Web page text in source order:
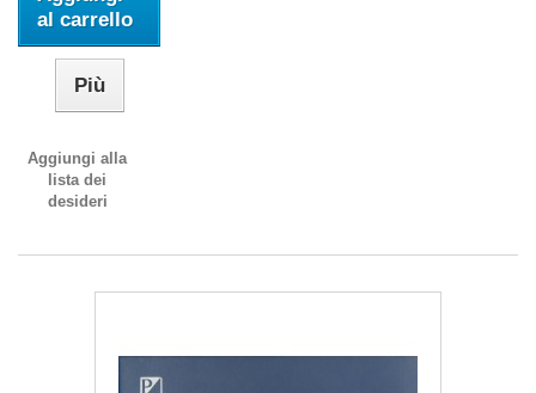
al carrello
Più
Aggiungi alla
lista dei
desideri